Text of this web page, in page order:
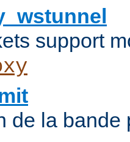
support
de la bande